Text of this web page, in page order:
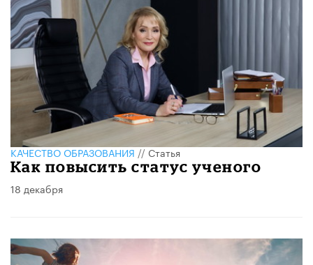
КАЧЕСТВО ОБРАЗОВАНИЯ//Статья
Как повысить статус ученого
18 декабря